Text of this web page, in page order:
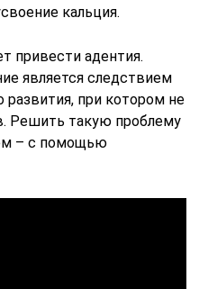
кальция.
привести адентия.
является следствием
развития, при котором не
Решить такую проблему
– с помощью